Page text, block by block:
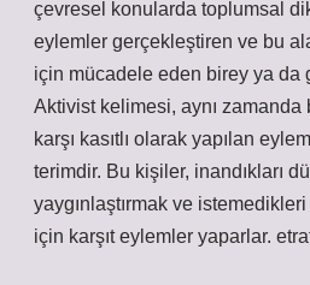
çevresel konularda toplumsal
eylemler gerçekleştiren ve bu
için mücadele eden birey ya da
Aktivist kelimesi, aynı
karşı kasıtlı olarak yapılan
terimdir. Bu kişiler, inandıkları
yaygınlaştırmak ve
için karşıt eylemler yaparlar.